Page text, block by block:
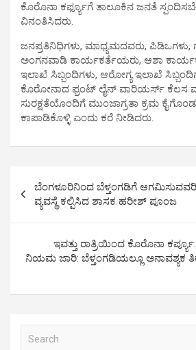
ಕೊರೊನಾ ಕರ್ಫ್ಯೂಗೆ ತಾಲೂಕಿನ ಜನತೆ
ವಿನಂತಿಸಿದರು.
ಜನಪ್ರತಿನಿಧಿಗಳು, ಮಾಧ್ಯಮದವರು, ಪಿಡಿಒಗಳು,
ಅಂಗನವಾಡಿ ಕಾರ್ಯಕರ್ತೆಯರು, ಆಶಾ
ಇಲಾಖೆ ಸಿಬ್ಬಂದಿಗಳು, ಆರೋಗ್ಯ ಇಲಾಖೆ
ಕೊರೋನಾದ ಫ್ರಂಟ್ ಲೈನ್ ವಾರಿಯರ್ಸ್ ಕೆಲಸ
ಸುರಕ್ಷತೆಯೊಂದಿಗೆ ಮುಂಜಾಗ್ರತಾ ಕ್ರಮ
ಕಾಪಾಡಿಕೊಳ್ಳಿ ಎಂದು ಕರೆ ನೀಡಿದರು.
s
ಬೆಂಗಳೂರಿನಿಂದ ಬೆಳ್ತಂಗಡಿಗೆ
ವ್ಯವಸ್ಥೆ ಕಲ್ಪಿಸಿದ ಶಾಸಕ ಹರೀಶ್ ಪೂಂಜ
ಇವತ್ತು ರಾತ್ರಿಯಿಂದ ಕೊರೊನಾ
ನಿಯಮ ಜಾರಿ: ಬೆಳ್ತಂಗಡಿಯಲ್ಲೂ ಅನಾವಶ್ಯಕ